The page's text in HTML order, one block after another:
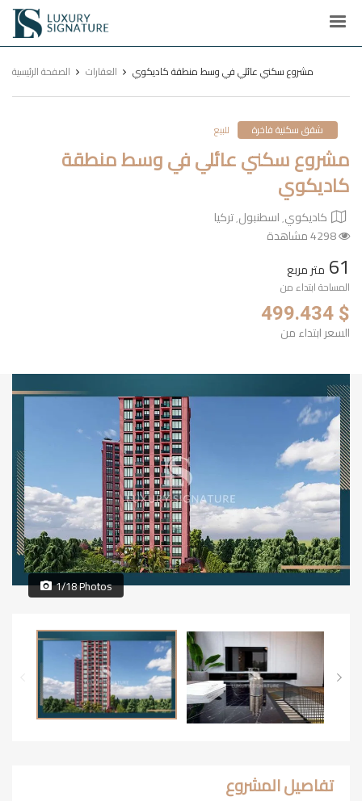
Luxury
Signature
الصفحة الرئيسية العقارات مشروع سكني عائلي في وسط منطقة كاديكوي
شقق سكنية فاخرة للبيع
مشروع سكني عائلي في وسط منطقة
كاديكوي
كاديكوي٬ اسطنبول٬ تركيا
61 متر مربع
المساحة ابتداء من
$ 499.434
السعر ابتداء من
1/18 Photos
تفاصيل المشروع